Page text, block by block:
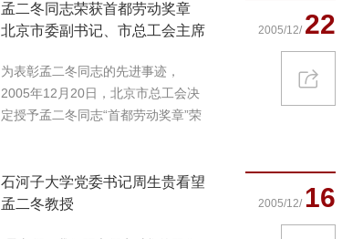
孟二冬同志荣获首都劳动奖章
北京市委副书记、市总工会主席
为表彰孟二冬同志的先进事迹，
2005年12月20日，北京市总工会决
定授予孟二冬同志“首都劳动奖章”荣
2005/12/ 22
石河子大学党委书记周生贵看望
孟二冬教授
2005/12/ 16